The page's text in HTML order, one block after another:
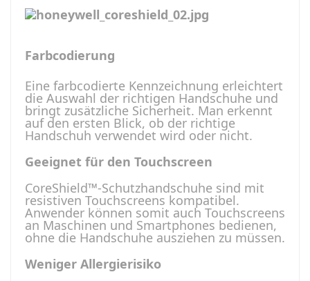
Farbcodierung
Eine farbcodierte Kennzeichnung erleichtert
die Auswahl der richtigen Handschuhe und
bringt zusätzliche Sicherheit. Man erkennt
auf den ersten Blick, ob der richtige
Handschuh verwendet wird oder nicht.
Geeignet für den Touchscreen
CoreShield™-Schutzhandschuhe sind mit
resistiven Touchscreens kompatibel.
Anwender können somit auch Touchscreens
an Maschinen und Smartphones bedienen,
ohne die Handschuhe ausziehen zu müssen.
Weniger Allergierisiko